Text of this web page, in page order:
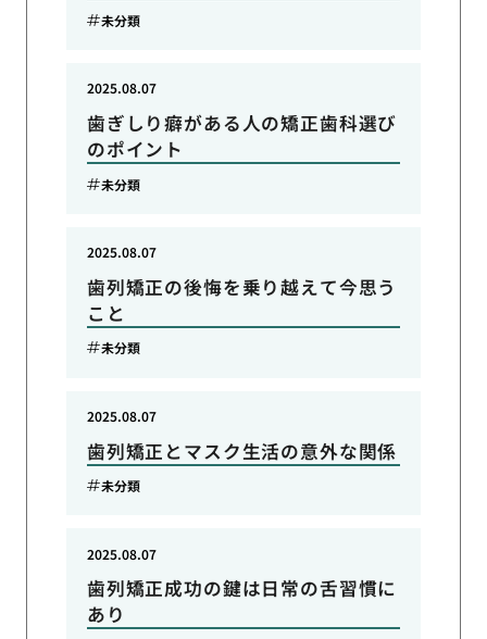
未分類
歯ぎしり癖がある人の矯正歯科選び
のポイント
2025.08.07
未分類
歯列矯正の後悔を乗り越えて今思う
こと
2025.08.07
未分類
歯列矯正とマスク生活の意外な関係
2025.08.07
未分類
歯列矯正成功の鍵は日常の舌習慣に
あり
2025.08.07